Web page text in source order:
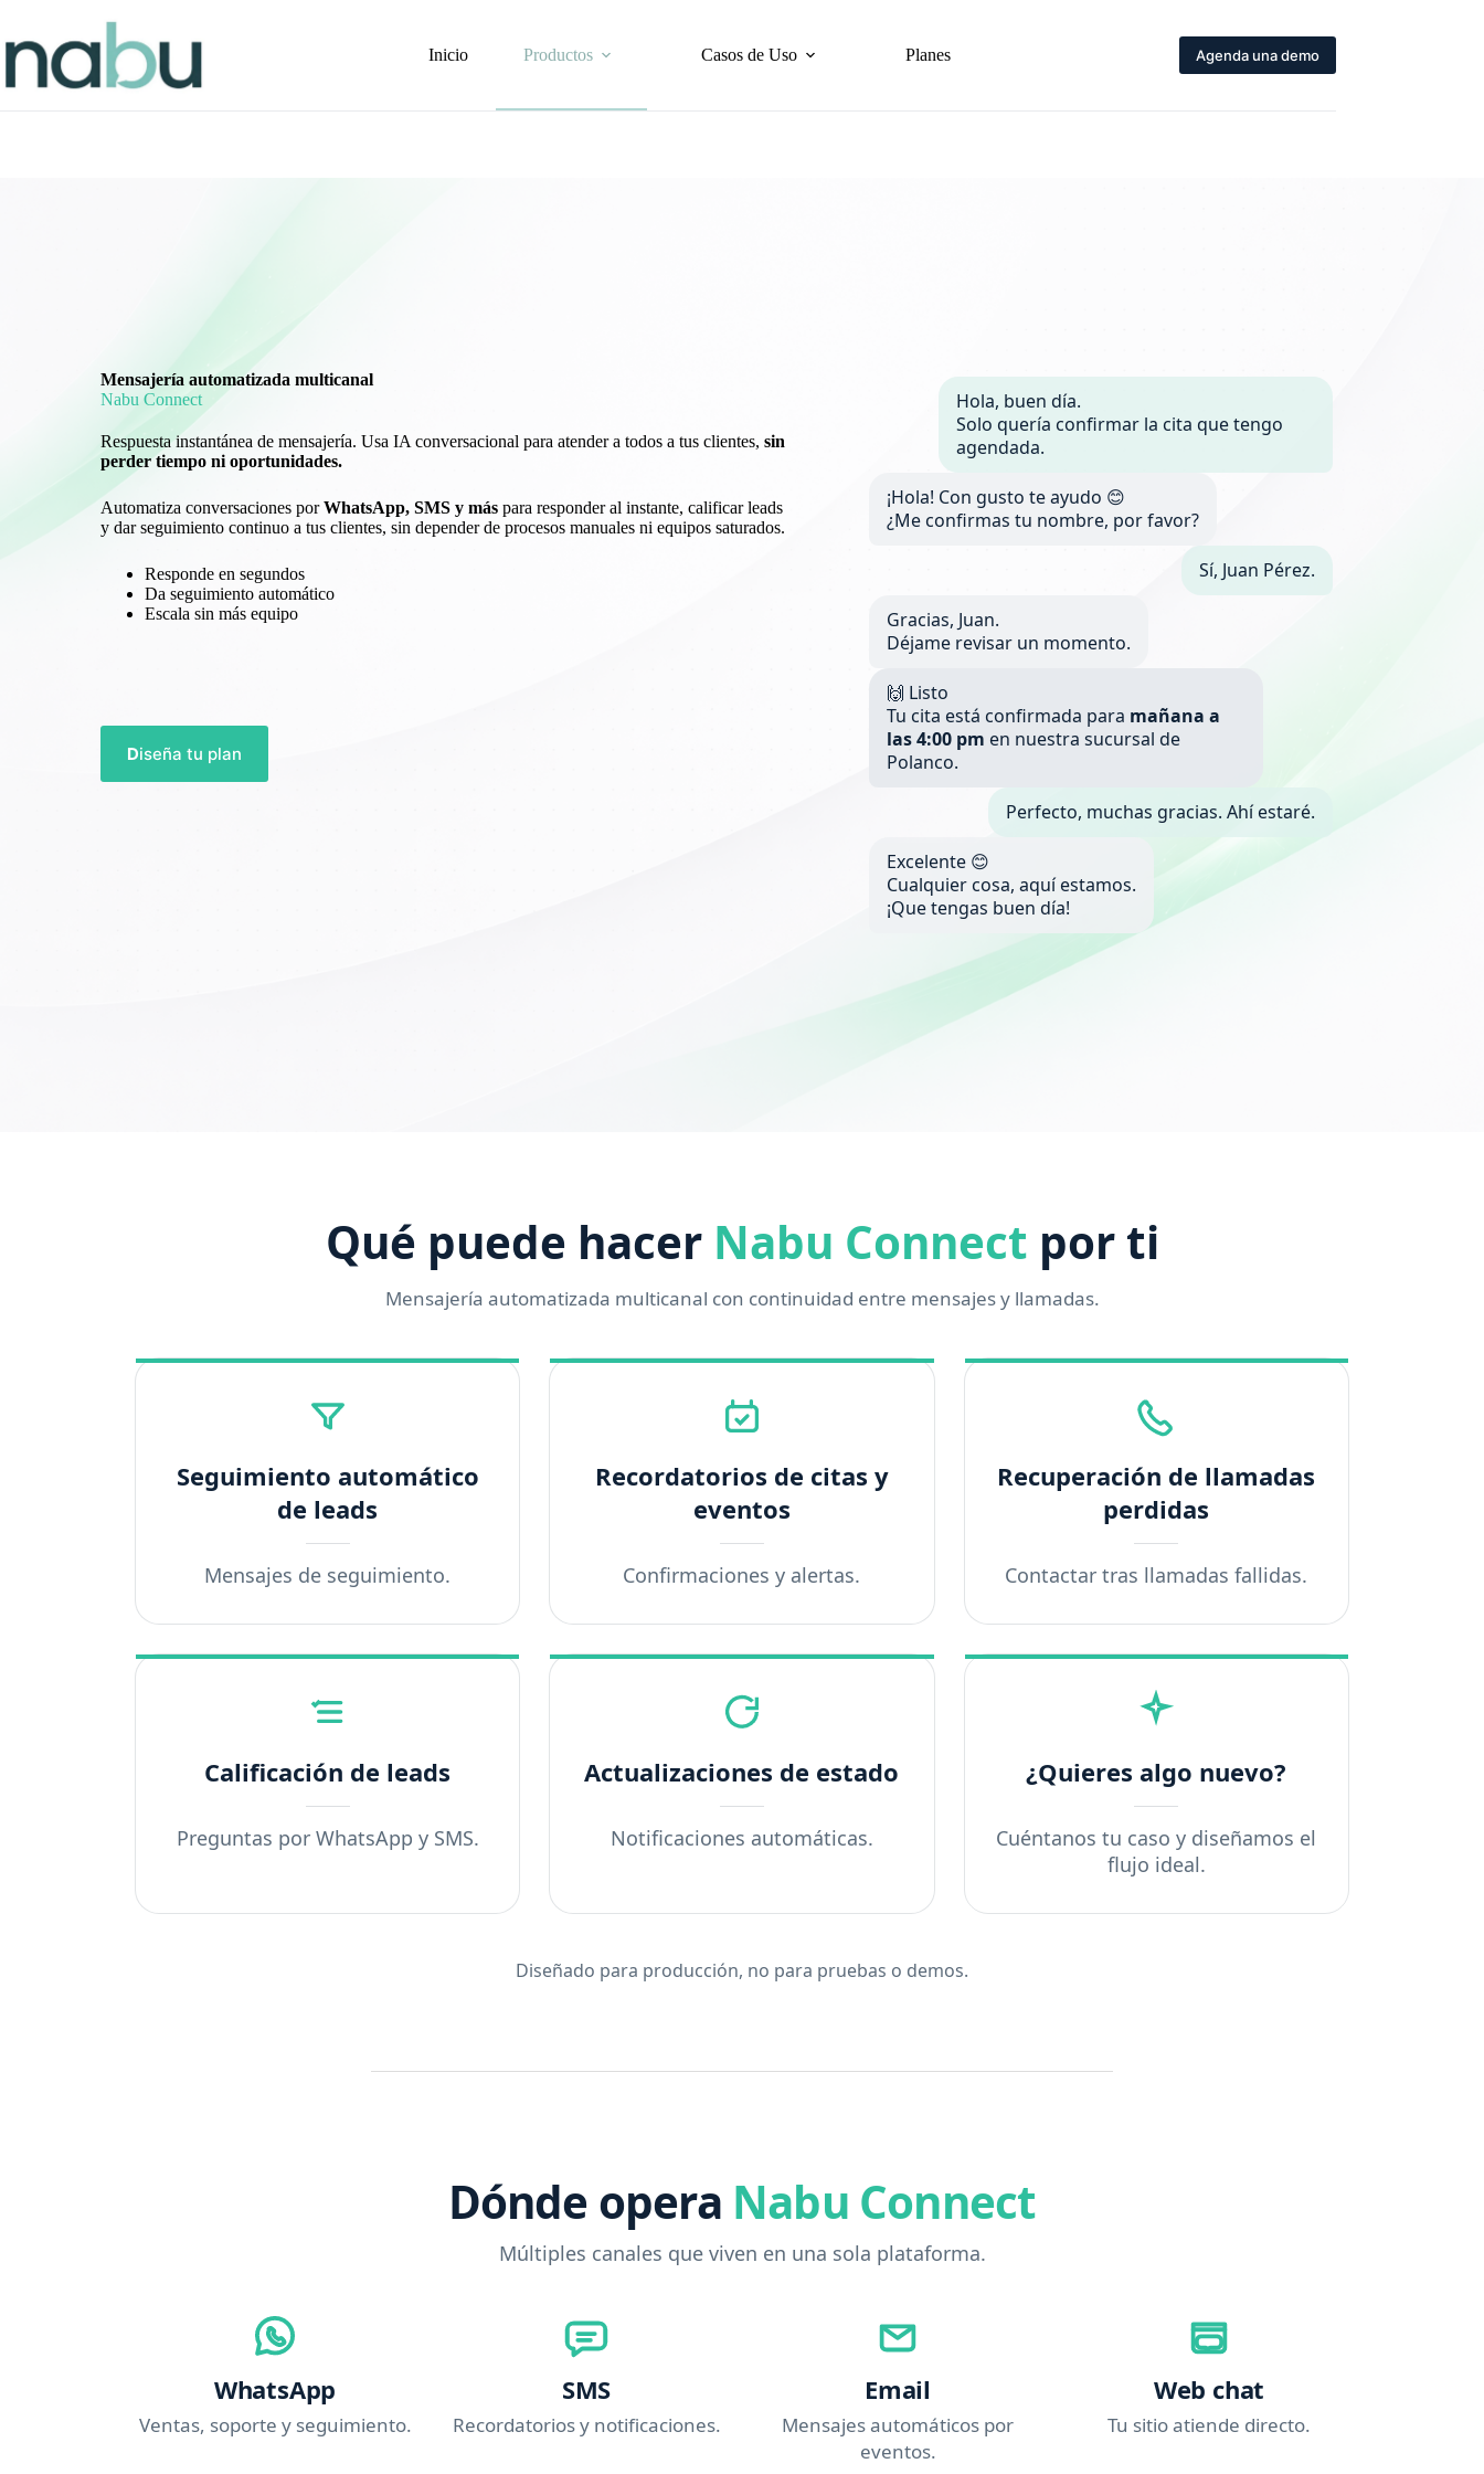
contenido
Inicio Productos Casos de Uso Planes Agenda una demo
Mensajería automatizada multicanal
Nabu Connect
Respuesta instantánea de mensajería. Usa IA conversacional para atender a todos a tus clientes,sin
perder tiempo ni oportunidades.
Automatiza conversaciones porWhatsApp, SMS y máspara responder al instante, calificar leads
y dar seguimiento continuo a tus clientes, sin depender de procesos manuales ni equipos saturados.
Responde en segundos
Da seguimiento automático
Escala sin más equipo
Diseña tu plan
Hola, buen día.
Solo quería confirmar la cita que tengo
agendada.
¡Hola! Con gusto te ayudo 😊
¿Me confirmas tu nombre, por favor?
Sí, Juan Pérez.
Gracias, Juan.
Déjame revisar un momento.
🙌 Listo
Tu cita está confirmada para mañana a
las 4:00 pm en nuestra sucursal de
Polanco.
Perfecto, muchas gracias. Ahí estaré.
Excelente 😊
Cualquier cosa, aquí estamos.
¡Que tengas buen día!
Qué puede hacer Nabu Connect por ti
Mensajería automatizada multicanal con continuidad entre mensajes y llamadas.
Seguimiento automático
de leads
Mensajes de seguimiento.
Recordatorios de citas y
eventos
Confirmaciones y alertas.
Recuperación de llamadas
perdidas
Contactar tras llamadas fallidas.
Calificación de leads
Preguntas por WhatsApp y SMS.
Actualizaciones de estado
Notificaciones automáticas.
¿Quieres algo nuevo?
Cuéntanos tu caso y diseñamos el
flujo ideal.
Diseñado para producción, no para pruebas o demos.
Dónde opera Nabu Connect
Múltiples canales que viven en una sola plataforma.
WhatsApp
Ventas, soporte y seguimiento.
SMS
Recordatorios y notificaciones.
Email
Mensajes automáticos por
eventos.
Web chat
Tu sitio atiende directo.